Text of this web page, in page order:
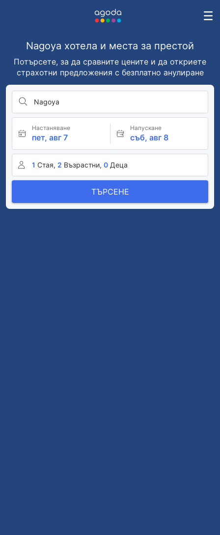
Nagoya хотела и места за престой
Потърсете, за да сравните цените и да откриете
страхотни предложения с безплатно анулиране
Nagoya
Настаняване
пет, авг 7
Напускане
съб, авг 8
1 Стая, 2 Възрастни, 0 Деца
ТЪРСЕНЕ